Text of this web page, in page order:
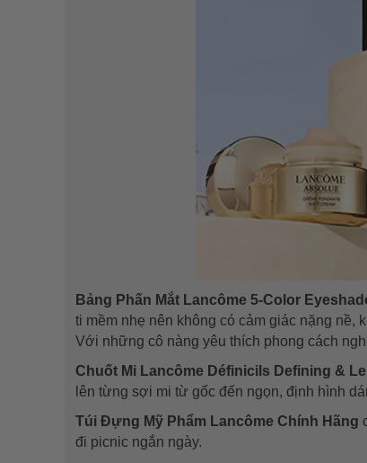
Bảng Phấn Mắt Lancôme 5-Color
ti mềm nhẹ nên không có cảm giác nặng nề,
Với những cô nàng yêu thích phong cách
Chuốt Mi Lancôme Définicils Defining &
lên từng sợi mi từ gốc đến ngọn, định hình
Túi Đựng Mỹ Phẩm Lancôme Chính Hãng
đi picnic ngắn ngày.